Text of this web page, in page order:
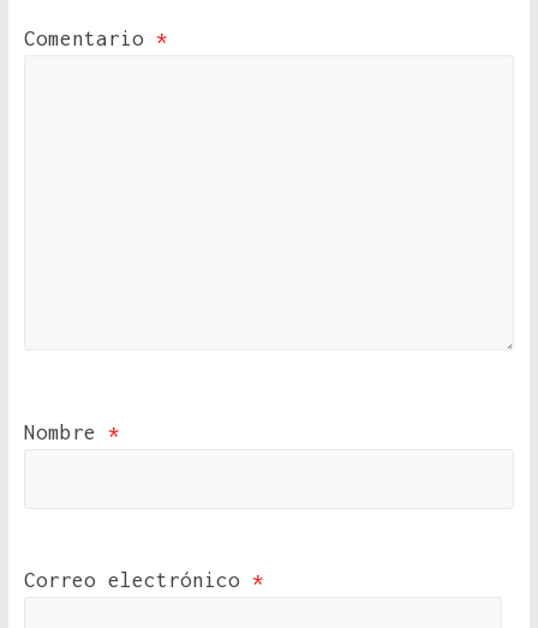
Comentario *
Nombre *
Correo electrónico *